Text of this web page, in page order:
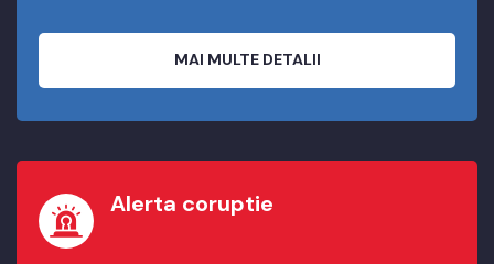
MAI MULTE DETALII
Alerta coruptie